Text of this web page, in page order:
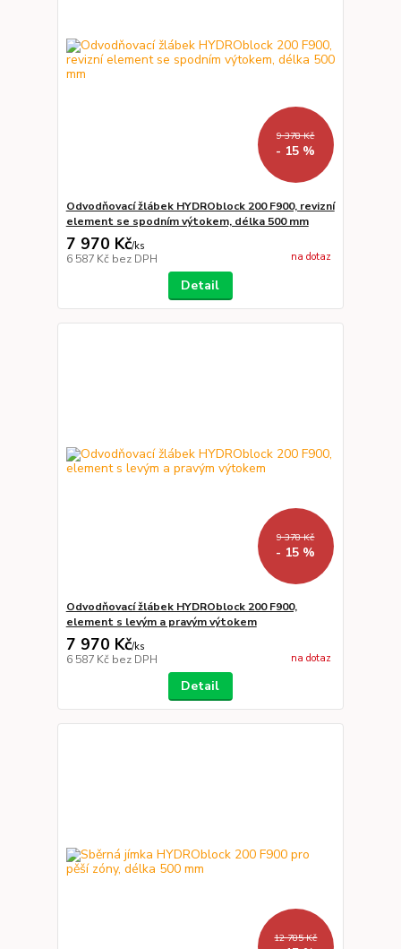
9 378 Kč
- 15 %
Odvodňovací žlábek HYDROblock 200 F900, revizní
element se spodním výtokem, délka 500 mm
7 970 Kč/ks
6 587 Kč bez DPH na dotaz
Detail
9 378 Kč
- 15 %
Odvodňovací žlábek HYDROblock 200 F900,
element s levým a pravým výtokem
7 970 Kč/ks
6 587 Kč bez DPH na dotaz
Detail
12 785 Kč